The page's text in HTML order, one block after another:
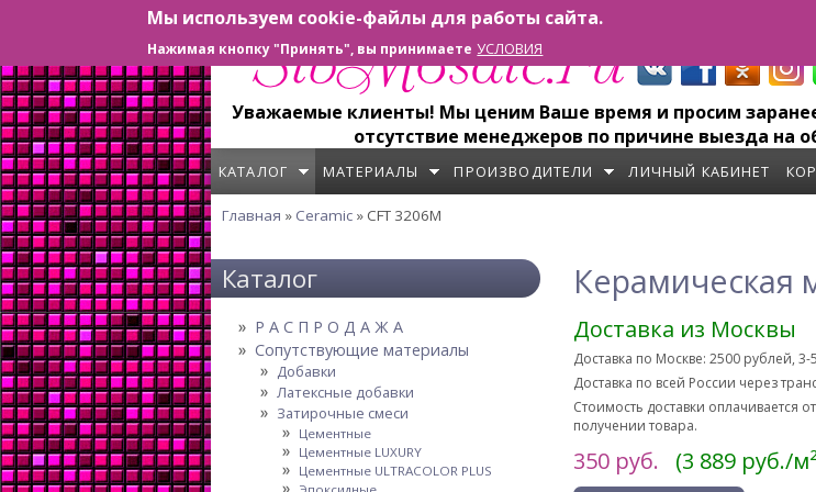
Мы используем cookie-файлы для работы сайта.
Нажимая кнопку "Принять", вы принимаете УСЛОВИЯ
Перейти к основному содержанию
Уважаемые клиенты! Мы ценим Ваше время и просим
отсутствие менеджеров по причине выезда на
КАТАЛОГ МАТЕРИАЛЫ ПРОИЗВОДИТЕЛИ ЛИЧНЫЙ КАБИНЕТ
Главная » Ceramic » CFT 3206M
Керамическая
Доставка из Москвы
Доставка по Москве: 2500 рублей,
Доставка по всей России через
Стоимость доставки оплачивается
получении товара.
350 руб. (3 889 руб./
Каталог
Р А С П Р О Д А Ж А
Сопутствующие материалы
Добавки
Латексные добавки
Затирочные смеси
Цементные
Цементные LUXURY
Цементные ULTRACOLOR PLUS